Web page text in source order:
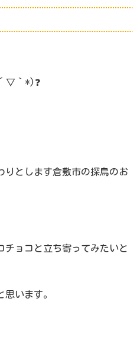
｀*)❓
りとします倉敷市の探鳥のお
チョコと立ち寄ってみたいと
います。